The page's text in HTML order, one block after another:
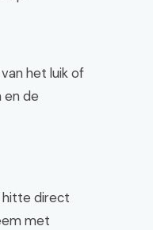
het luik of
en de
hitte direct
met